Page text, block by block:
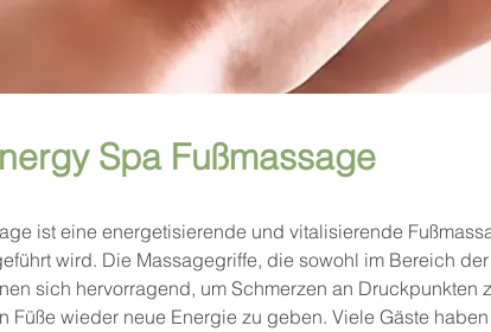
Spa Fußmassage
ist eine energetisierende und vitalisierende
wird. Die Massagegriffe, die sowohl im Bereich
sich hervorragend, um Schmerzen an
Füße wieder neue Energie zu geben. Viele Gäste